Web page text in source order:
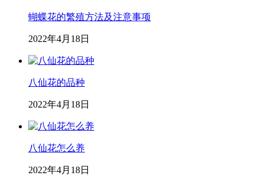
蝴蝶花的繁殖方法及注意事项
2022年4月18日
八仙花的品种
2022年4月18日
八仙花怎么养
2022年4月18日